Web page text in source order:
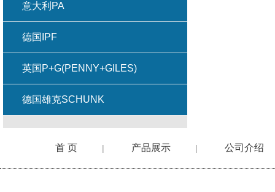
意大利PA
德国IPF
英国P+G(PENNY+GILES)
德国雄克SCHUNK
首 页 | 产品展示 | 公司介绍